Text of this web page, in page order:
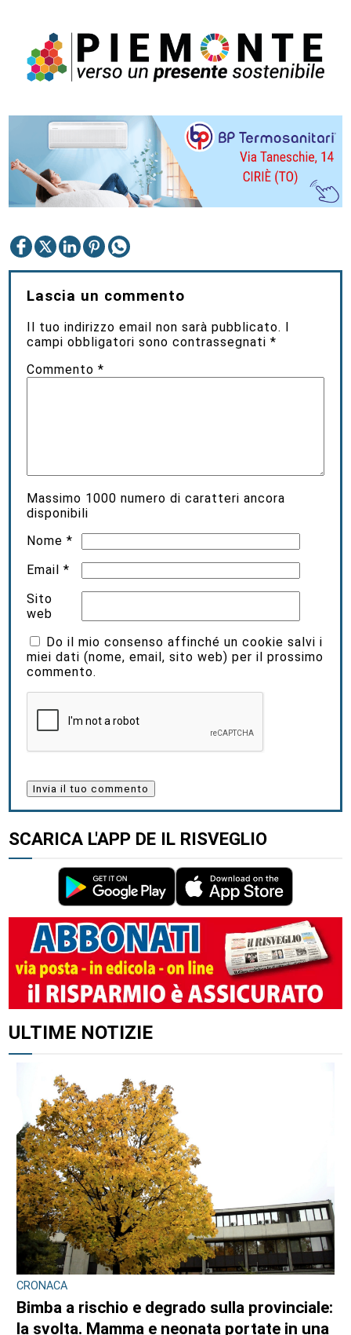
Lascia un commento
Il tuo indirizzo email non sarà pubblicato. I
campi obbligatori sono contrassegnati*
Commento*
Massimo 1000 numero di caratteri ancora
disponibili
Nome*
Email*
Sito
web
Do il mio consenso affinché un cookie salvi i
miei dati (nome, email, sito web) per il prossimo
commento.
SCARICA L'APP DE IL RISVEGLIO
ALTRI ARTICOLI DI QUESTO AUTORE
CONSIGLIO REGIONALE
Marcinelle, il presidente Nicco: “Onorare gli